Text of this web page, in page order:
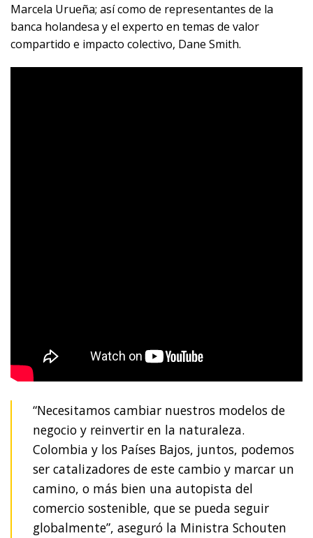
Marcela Urueña; así como de representantes de la
banca holandesa y el experto en temas de valor
compartido e impacto colectivo, Dane Smith.
“Necesitamos cambiar nuestros modelos de
negocio y reinvertir en la naturaleza.
Colombia y los Países Bajos, juntos, podemos
ser catalizadores de este cambio y marcar un
camino, o más bien una autopista del
comercio sostenible, que se pueda seguir
globalmente”, aseguró la Ministra Schouten